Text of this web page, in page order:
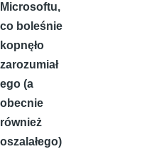
Microsoftu,
co boleśnie
kopnęło
zarozumiał
ego (a
obecnie
również
oszalałego)